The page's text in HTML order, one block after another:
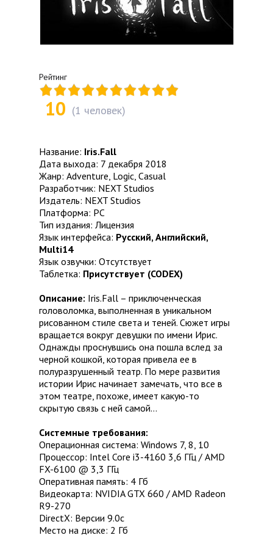
Рейтинг
10 (1 человек)
Название: Iris.Fall
Дата выхода: 7 декабря 2018
Жанр: Adventure, Logic, Casual
Разработчик: NEXT Studios
Издатель: NEXT Studios
Платформа: PC
Тип издания: Лицензия
Язык интерфейса: Русский, Английский,
Multi14
Язык озвучки: Отсутствует
Таблетка: Присутствует (CODEX)
Описание: Iris.Fall – приключенческая
головоломка, выполненная в уникальном
рисованном стиле света и теней. Сюжет игры
вращается вокруг девушки по имени Ирис.
Однажды проснувшись она пошла вслед за
черной кошкой, которая привела ее в
полуразрушенный театр. По мере развития
истории Ирис начинает замечать, что все в
этом театре, похоже, имеет какую-то
скрытую связь с ней самой…
Системные требования:
Операционная система: Windows 7, 8, 10
Процессор: Intel Core i3-4160 3,6 ГГц / AMD
FX-6100 @ 3,3 ГГц
Оперативная память: 4 Гб
Видеокарта: NVIDIA GTX 660 / AMD Radeon
R9-270
DirectX: Версии 9.0c
Место на диске: 2 Гб